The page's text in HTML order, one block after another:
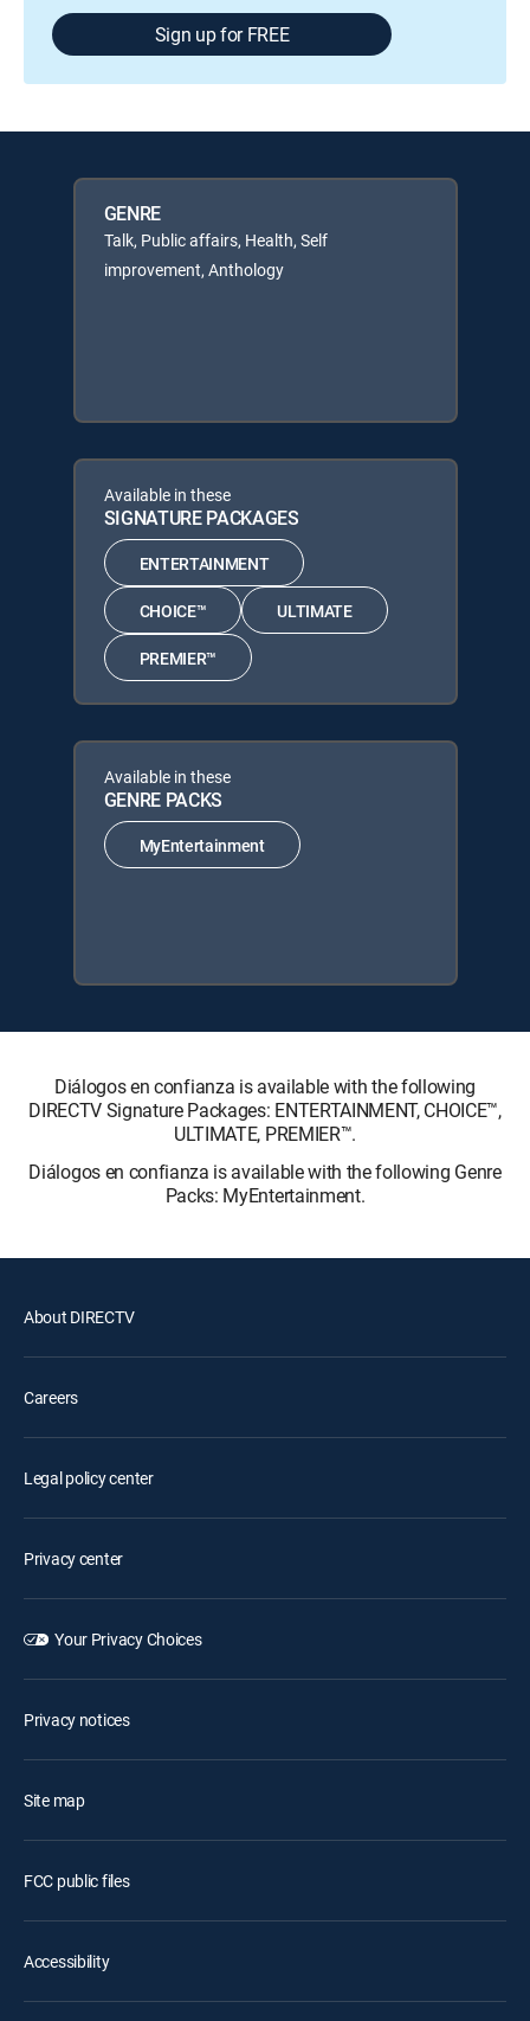
Sign up for FREE
GENRE
Talk, Public affairs, Health, Self
improvement, Anthology
Available in these
SIGNATURE PACKAGES
ENTERTAINMENT
CHOICE™ ULTIMATE
PREMIER™
Available in these
GENRE PACKS
MyEntertainment
Diálogos en confianza is available with the following
DIRECTV Signature Packages: ENTERTAINMENT, CHOICE™,
ULTIMATE, PREMIER™.
Diálogos en confianza is available with the following Genre
Packs: MyEntertainment.
About DIRECTV
Careers
Legal policy center
Privacy center
Your Privacy Choices
Privacy notices
Site map
FCC public files
Accessibility